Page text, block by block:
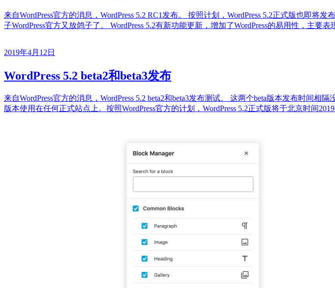
来自WordPress官方的消息，WordPress 5.2 RC1发布。 按照计划，WordPress 5.2正式版也即将
子WordPress官方又放鸽子了。 WordPress 5.2有新功能更新，增加了WordPress的易用性，主要表
2019年4月12日
WordPress 5.2 beta2和beta3发布
来自WordPress官方的消息，WordPress 5.2 beta2和beta3发布测试。 这两个beta版本发布时间
版本使用在任何正式站点上。按照WordPress官方的计划，WordPress 5.2正式版将于北京时间